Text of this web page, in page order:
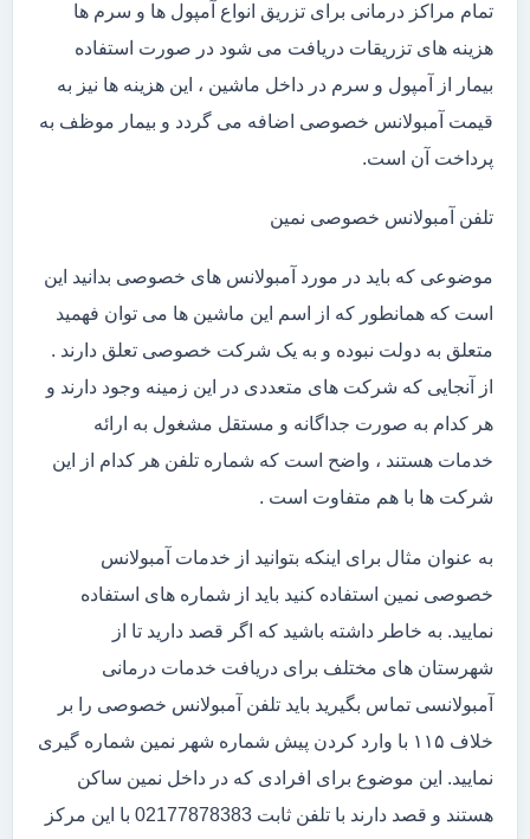
تمام مراکز درمانی برای تزریق انواع آمپول ها و سرم ها
هزینه های تزریقات دریافت می شود در صورت استفاده
بیمار از آمپول و سرم در داخل ماشین ، این هزینه ها نیز به
قیمت آمبولانس خصوصی اضافه می گردد و بیمار موظف به
پرداخت آن است.
تلفن آمبولانس خصوصی نمین
موضوعی که باید در مورد آمبولانس های خصوصی بدانید این
است که همانطور که از اسم این ماشین ها می توان فهمید
متعلق به دولت نبوده و به یک شرکت خصوصی تعلق دارند .
از آنجایی که شرکت های متعددی در این زمینه وجود دارند و
هر کدام به صورت جداگانه و مستقل مشغول به ارائه
خدمات هستند ، واضح است که شماره تلفن هر کدام از این
شرکت ها با هم متفاوت است .
به عنوان مثال برای اینکه بتوانید از خدمات آمبولانس
خصوصی نمین استفاده کنید باید از شماره های استفاده
نمایید. به خاطر داشته باشید که اگر قصد دارید تا از
شهرستان های مختلف برای دریافت خدمات درمانی
آمبولانسی تماس بگیرید باید تلفن آمبولانس خصوصی را بر
خلاف ۱۱۵ با وارد کردن پیش شماره شهر نمین شماره گیری
نمایید. این موضوع برای افرادی که در داخل نمین ساکن
هستند و قصد دارند با تلفن ثابت 02177878383 با این مرکز